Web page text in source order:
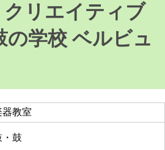
リエイティブ
の学校 ベルビュ
器教室
・鼓